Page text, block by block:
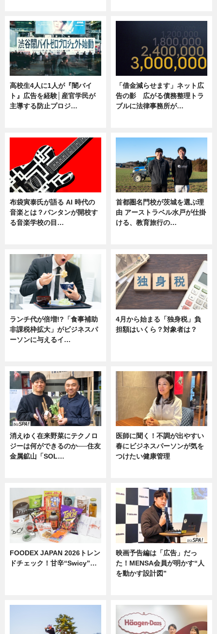
高校生4人に1人が『闇バイ
ト』広告を経験│産官学民が
主導する防止プロジ…
「借金減らせます」ネット広
告の影 広がる債務整理トラ
ブルに法律事務所が…
布袋寅泰氏が語る AI 時代の
音楽とは？バンタンが開校す
る音楽学校の目…
首都圏名門校が茨城を選ぶ理
由 アーストラベル水戸が仕掛
ける、教育旅行の…
ランチ代が倍増!?「食事補助
非課税枠拡大」がビジネスパ
ーソンに与えるイ…
4月から始まる「独身税」負
担額はいくら？対象者は？
消えゆく在来野菜にテクノロ
ジーは何ができるのか──住友
金属鉱山「SOL…
医師に聞く！不調が出やすい
春にビジネスパーソンが気を
つけたい健康管理
FOODEX JAPAN 2026トレン
ドチェック！甘辛“Swicy”…
映画予告編は「広告」だっ
た！MENSA会員が明かす“人
を動かす設計図”